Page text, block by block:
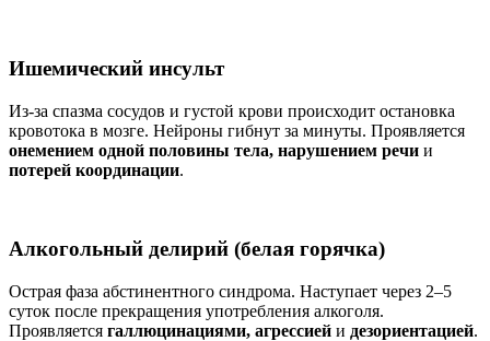
Ишемический инсульт
Из-за спазма сосудов и густой крови происходит остановка
кровотока в мозге. Нейроны гибнут за минуты. Проявляется
онемением одной половины тела, нарушением речи и
потерей координации.
Алкогольный делирий (белая горячка)
Острая фаза абстинентного синдрома. Наступает через 2–5
суток после прекращения употребления алкоголя.
Проявляется галлюцинациями, агрессией и дезориентацией.